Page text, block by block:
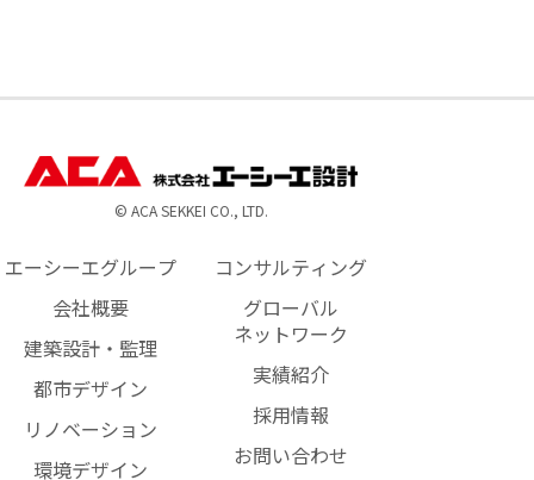
© ACA SEKKEI CO., LTD.
エーシーエグループ
会社概要
建築設計・監理
都市デザイン
リノベーション
環境デザイン
コンサルティング
グローバル
ネットワーク
実績紹介
採用情報
お問い合わせ